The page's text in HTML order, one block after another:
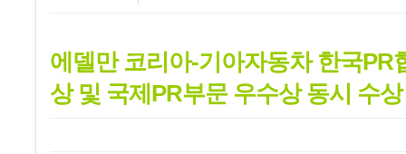
에델만 코리아-기아자동차 한국PR
상 및 국제PR부문 우수상 동시 수상